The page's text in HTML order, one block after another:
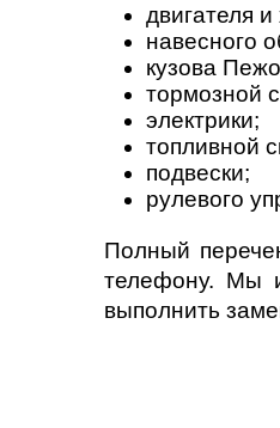
двигателя
навесного
кузова
тормозной
электрики;
топливной
подвески;
рулевого
Полный
телефону. Мы
выполнить